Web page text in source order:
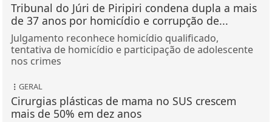
Tribunal do Júri de Piripiri condena dupla a mais
de 37 anos por homicídio e corrupção de...
Julgamento reconhece homicídio qualificado,
tentativa de homicídio e participação de adolescente
nos crimes
GERAL
Cirurgias plásticas de mama no SUS crescem
mais de 50% em dez anos